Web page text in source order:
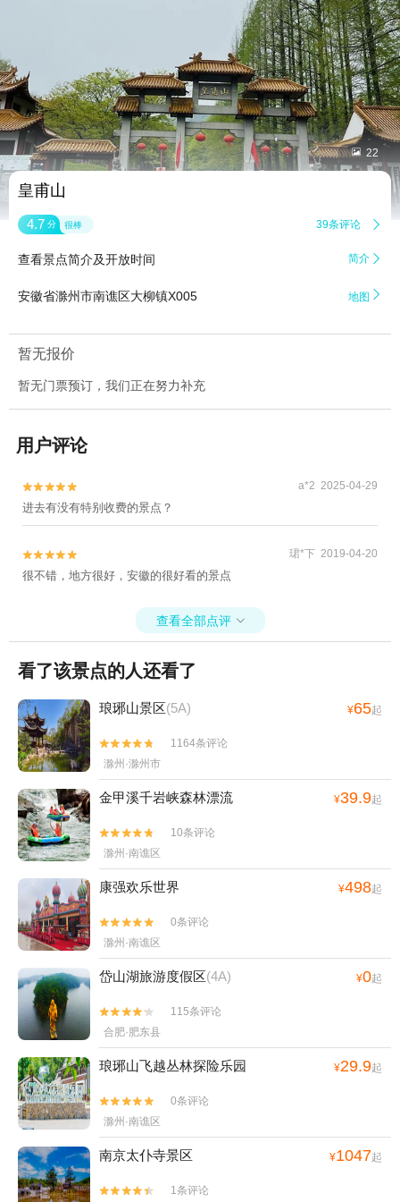
 22
皇甫山
4.7 分 很棒 39条评论 
查看景点简介及开放时间 简介 
安徽省滁州市南谯区大柳镇X005 地图 
暂无报价
暂无门票预订，我们正在努力补充
用户评论

 a*2 2025-04-29
进去有没有特别收费的景点？

 珺*下 2019-04-20
很不错，地方很好，安徽的很好看的景点
查看全部点评 
看了该景点的人还看了
琅琊山景区(5A) ¥65起


1164条评论
滁州·滁州市
金甲溪千岩峡森林漂流 ¥39.9起


10条评论
滁州·南谯区
康强欢乐世界 ¥498起


0条评论
滁州·南谯区
岱山湖旅游度假区(4A) ¥0起


115条评论
合肥·肥东县
琅琊山飞越丛林探险乐园 ¥29.9起


0条评论
滁州·南谯区
南京太仆寺景区 ¥1047起

 1条评论